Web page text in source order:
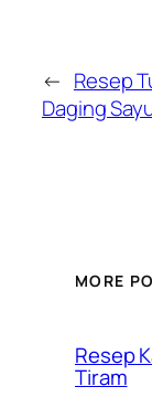
← Resep
Daging
MORE
Resep
Tiram